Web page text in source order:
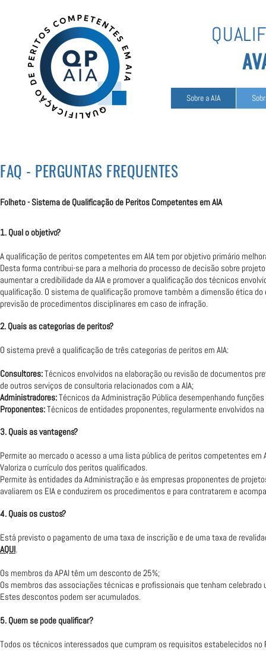
Sobre a AIA
FAQ - PERGUNTAS FREQUENTES
Folheto - Sistema de Qualificação de Peritos Competentes em AIA
1. Qual o objetivo?
A qualificação de peritos competentes em AIA tem por objetivo primário
Desta forma contribui-se para a melhoria do processo de decisão sobre
aumentar a credibilidade da AIA e promover a qualificação dos técnicos
qualificação. O sistema de qualificação promove também a dimensão ética
previsão de procedimentos disciplinares em caso de infração.
2. Quais as categorias de peritos?
O sistema prevê a qualificação de três categorias de peritos em AIA:
Consultores:Técnicos envolvidos na elaboração ou revisão de documentos
de outros serviços de consultoria relacionados com a AIA;
Administradores:Técnicos da Administração Pública desempenhando
Proponentes:Técnicos de entidades proponentes, regularmente envolvidos
3. Quais as vantagens?
Permite ao mercado o acesso a uma lista pública de peritos competentes em
Valoriza o currículo dos peritos qualificados.
Permite às entidades da Administração e às empresas proponentes de
avaliarem os EIA e conduzirem os procedimentos e para contratarem e
4. Quais os custos?
Está previsto o pagamento de uma taxa de inscrição e de uma taxa de
AQUI.
Os membros da APAI têm um desconto de 25%;
Os membros das associações técnicas e profissionais que tenham celebrado
Estes descontos podem ser acumulados.
5. Quem se pode qualificar?
Todos os técnicos interessados que cumpram os requisitos estabelecidos